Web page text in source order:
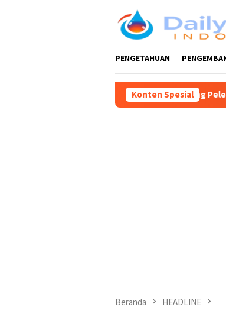
PENGETAHUAN
Konten Spesial
Wahono Dukung Pelestarian Budaya dan
Beranda HEADLINE